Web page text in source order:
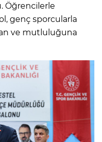
Öğrencilerle
genç sporcularla
ve mutluluğuna